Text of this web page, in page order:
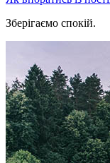
Зберігаємо спокій.